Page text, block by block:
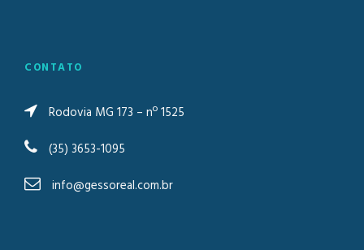
CONTATO
Rodovia MG 173 – nº 1525
(35) 3653-1095
info@gessoreal.com.br